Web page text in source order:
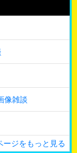
像雑談
ージをもっと見る